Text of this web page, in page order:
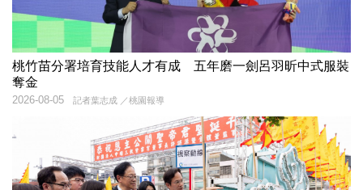
桃竹苗分署培育技能人才有成 五年磨一劍呂羽昕中式服裝
奪金
記者葉志成 ／桃園報導
2026-08-05